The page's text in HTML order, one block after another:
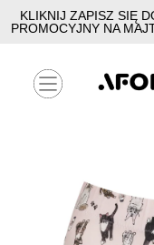
KLIKNIJ ZAPISZ SIĘ
PROMOCYJNY NA